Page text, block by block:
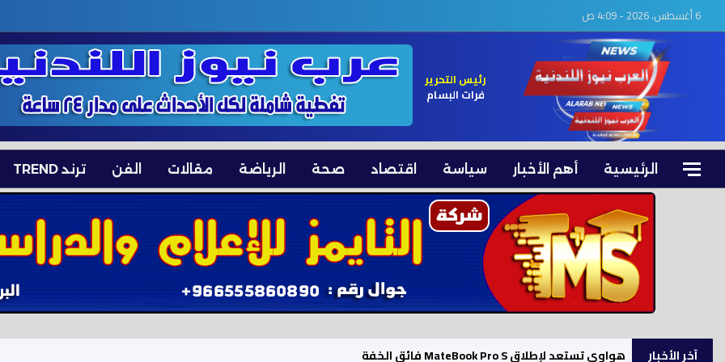
6 أغسطس، 2026 - 4:09 ص
رئيس التحرير
فرات البسام
الرئيسية أهم الأخبار سياسة اقتصاد صحة الرياضة مقالات الفن ترند TREND
آخر الأخبار هواوي تستعد لإطلاق MateBook Pro S فائق الخفة